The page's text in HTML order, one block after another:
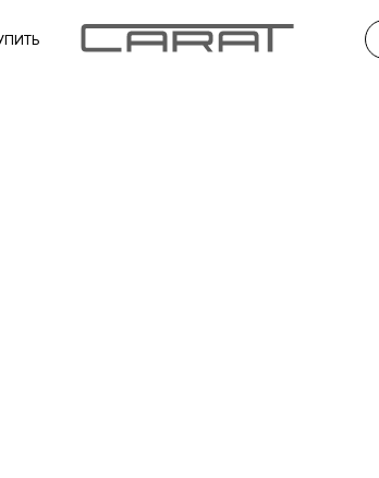
8 (800) 201-77-96